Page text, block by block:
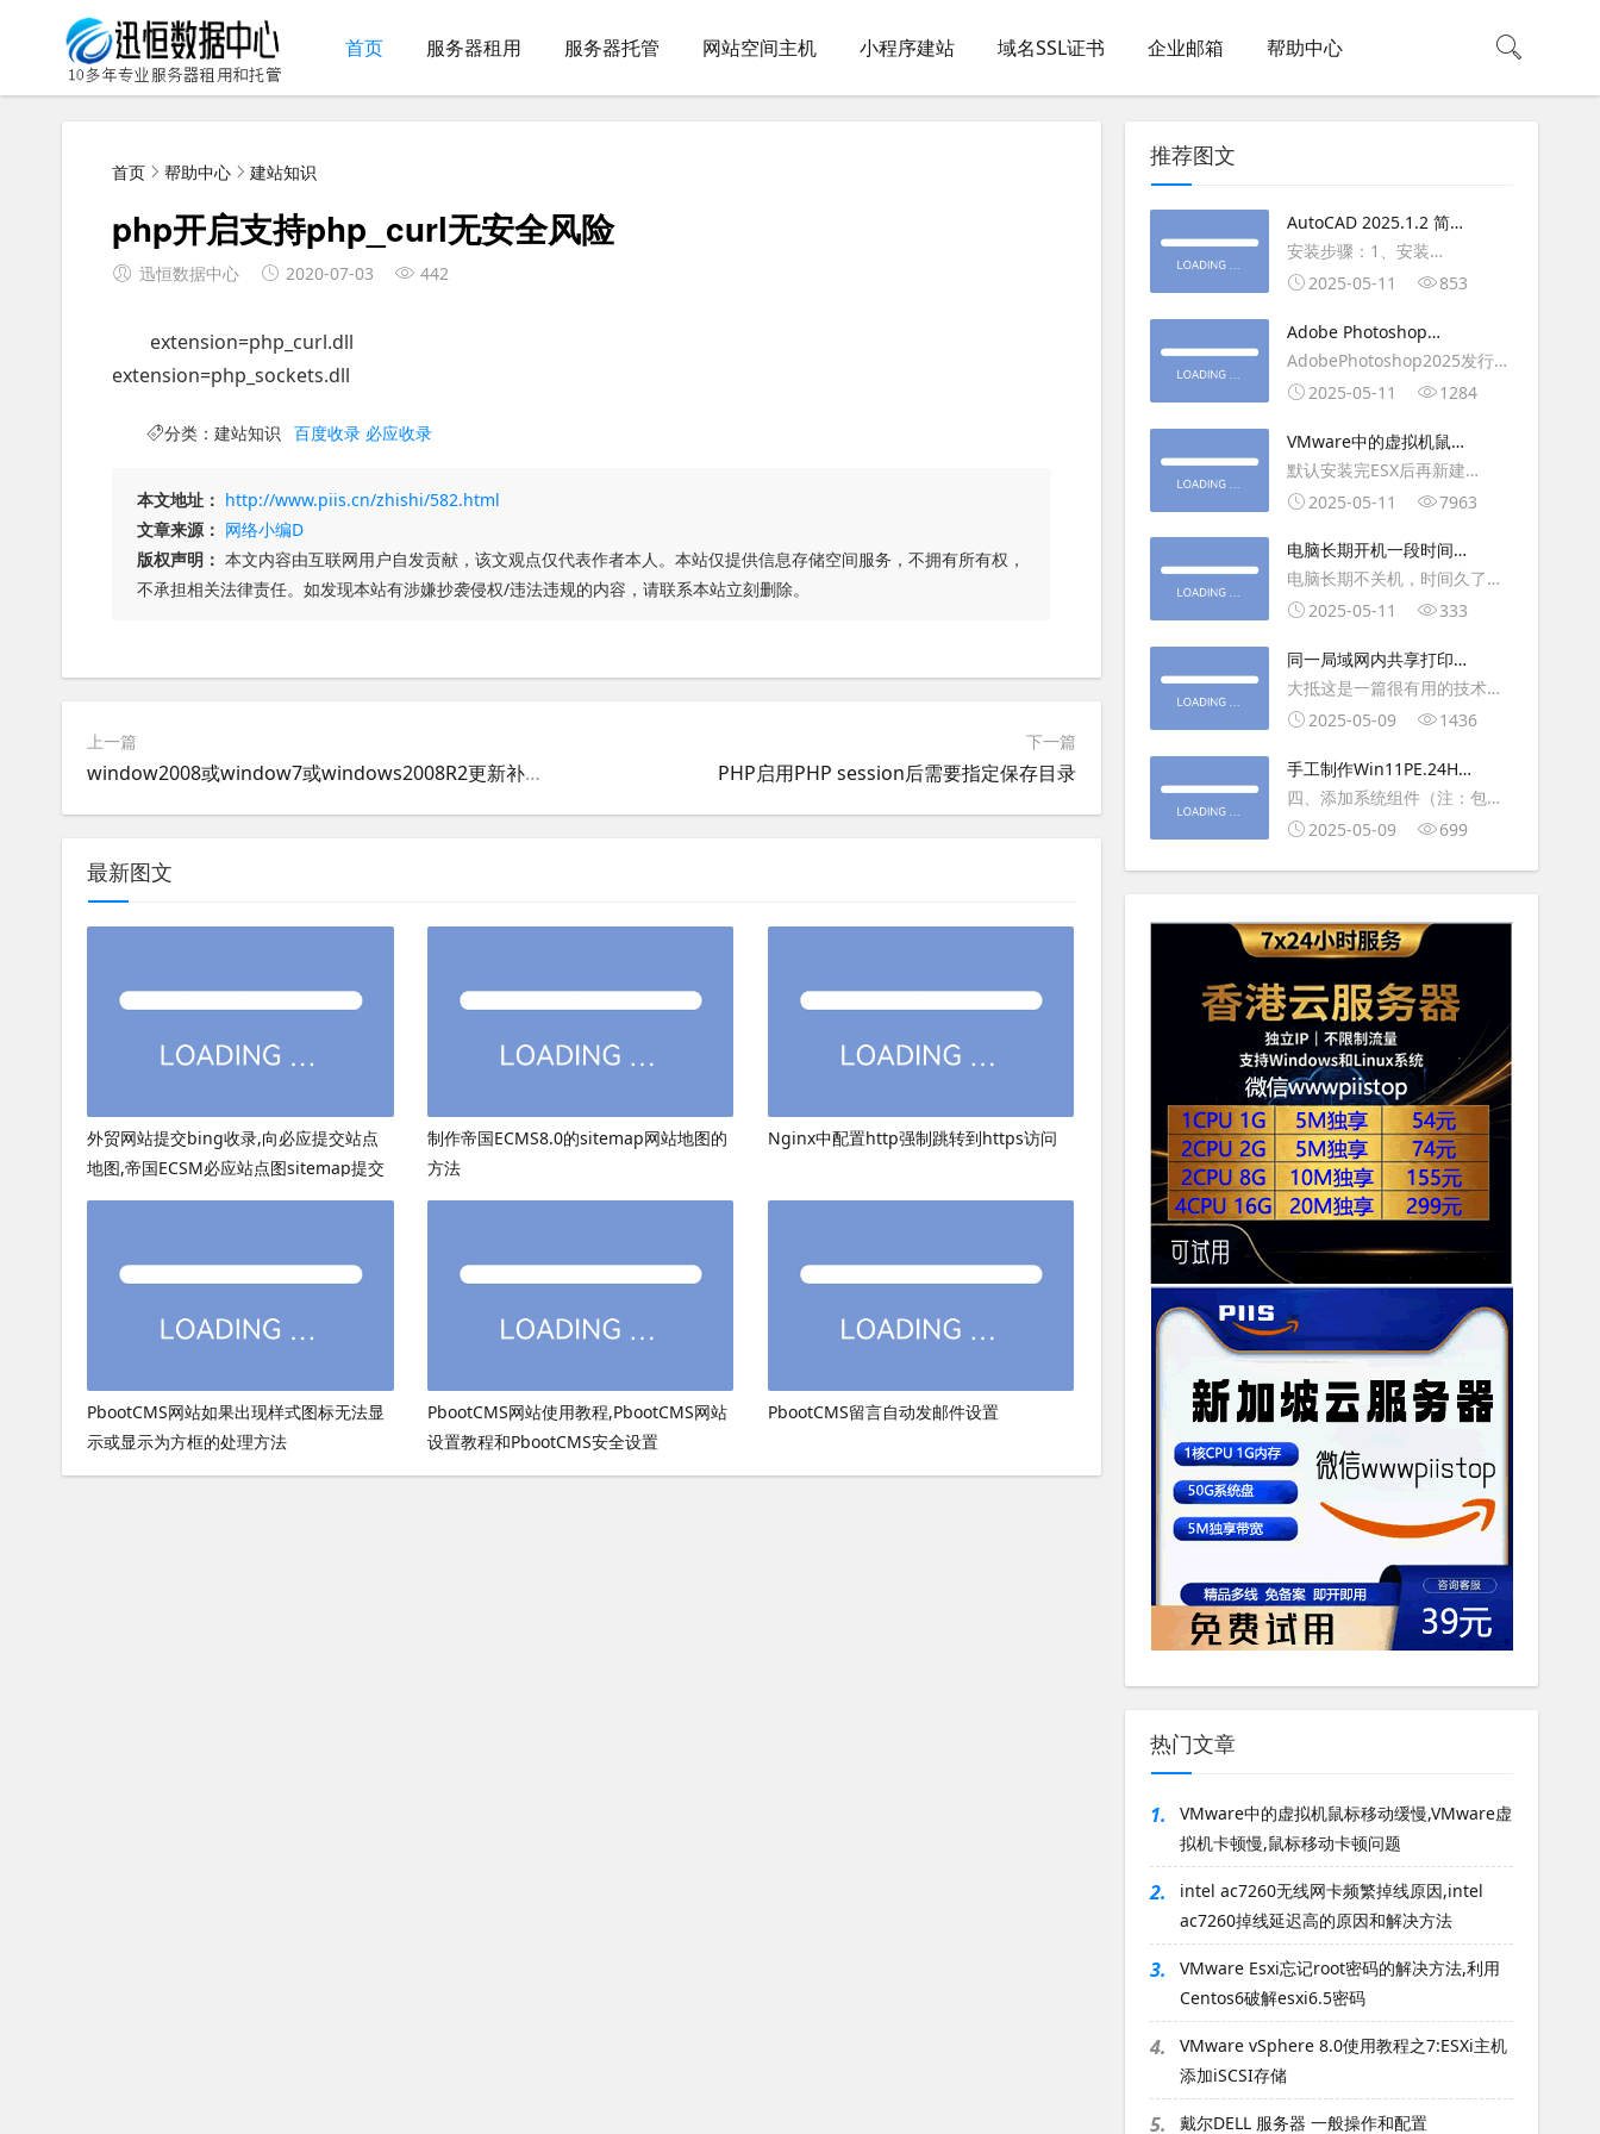
首页 服务器租用 服务器托管 网站空间主机 小程序建站 域名SSL证书 企业邮箱 帮助中心
首页 帮助中心 建站知识
php开启支持php_curl无安全风险
迅恒数据中心 2020-07-03 442
extension=php_curl.dll
extension=php_sockets.dll
分类： 建站知识 百度收录 必应收录
本文地址： http://www.piis.cn/zhishi/582.html
文章来源： 网络小编D
版权声明： 本文内容由互联网用户自发贡献，该文观点仅代表作者本人。本站仅提供信息存储空间服务，不拥有所有权，
不承担相关法律责任。如发现本站有涉嫌抄袭侵权/违法违规的内容，请联系本站立刻删除。
上一篇
window2008或window7或windows2008R2更新补丁出现8000FFFF错误解决方法
下一篇
PHP启用PHP session后需要指定保存目录
最新图文
外贸网站提交bing收录,向必应提交站点
地图,帝国ECSM必应站点图sitemap提交
制作帝国ECMS8.0的sitemap网站地图的
方法
Nginx中配置http强制跳转到https访问
PbootCMS网站如果出现样式图标无法显
示或显示为方框的处理方法
PbootCMS网站使用教程,PbootCMS网站
设置教程和PbootCMS安全设置
PbootCMS留言自动发邮件设置
推荐图文
AutoCAD 2025.1.2 简体
中文版（64位）破解版下
载
安装步骤：1、安装
AutoCAD_2025.1.2_Update3、
复制Crack里面的文件到
AutoCAD安装目录里，覆盖同
名文件4、完最低
2025-05-11 853
Adobe Photoshop
2025（v26.6.1）多语言
破解版下载
AdobePhotoshop2025发行
年：2025版本：26.6.1.7开发
平台：WindowsX64界面语
言：英语/匈牙利/匈牙利/越南/
荷兰/印尼/西班牙/西班牙语/意
大利
2025-05-11 1284
VMware中的虚拟机鼠标
移动缓慢,VMware虚拟机
卡顿慢,鼠标移动卡顿问题
默认安装完ESX后再新建
WINDOWS虚拟主机，如
操作虚拟主机，鼠标会非常
钝，这是因为虚拟机没有鼠标
驱动，通过安装vmwaretool后
就可以解决此问
2025-05-11 7963
电脑长期开机一段时间就
卡顿怎么处理
电脑长期不关机，时间久了就
会一直卡，CPU和内存都没占
久，打开任务管理器5秒钟。一
般重启下电脑就可以了或重启
下资源管理器(explorer.exe进
程).
2025-05-11 333
同一局域网内共享打印机
的连接及相关问题解决方
法
大抵这是一篇很有用的技术教
程文章吧！涉及的内容普遍而
不自觉地点赞收藏吧~包含内容
有：共享前的准备工作在设置
打印机共享之前，你得先确保
两台电脑
2025-05-09 1436
手工制作Win11PE.24H2
LTSC2024详细教程2
四、添加系统组件（注：包含
DWM、BitLocker解锁、MMC
第5卷提取以下文件到BOOT文
件夹：;DWM桌面窗口管理器
2025-05-09 699
热门文章
1.
VMware中的虚拟机鼠标移动缓慢,VMware虚
拟机卡顿慢,鼠标移动卡顿问题
2.
intel ac7260无线网卡频繁掉线原因,intel
ac7260掉线延迟高的原因和解决方法
3.
VMware Esxi忘记root密码的解决方法,利用
Centos6破解esxi6.5密码
4.
VMware vSphere 8.0使用教程之7:ESXi主机
添加iSCSI存储
5. 戴尔DELL 服务器 一般操作和配置